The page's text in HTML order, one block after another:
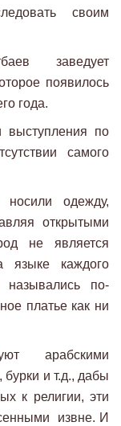
своим
заведует
появилось
года.
выступления по
самого
одежду,
открытыми
не является
языке каждого
по-
платье как ни
арабскими
и т.д., дабы
к религии, эти
извне. И